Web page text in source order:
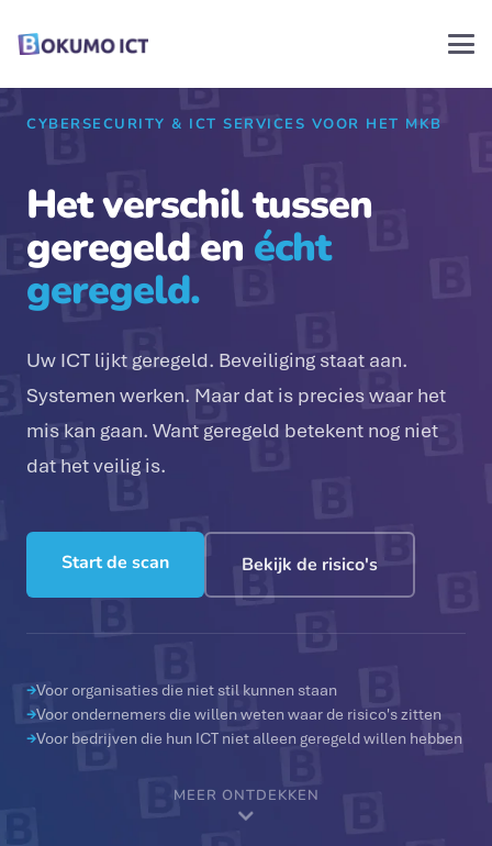
CYBERSECURITY & ICT SERVICES VOOR HET MKB
Het verschil tussen
geregeld en écht
geregeld.
Uw ICT lijkt geregeld. Beveiliging staat aan.
Systemen werken. Maar dat is precies waar het
mis kan gaan. Want geregeld betekent nog niet
dat het veilig is.
Start de scan Bekijk de risico's
→Voor organisaties die niet stil kunnen staan
→Voor ondernemers die willen weten waar de risico's zitten
→Voor bedrijven die hun ICT niet alleen geregeld willen hebben
MEER ONTDEKKEN